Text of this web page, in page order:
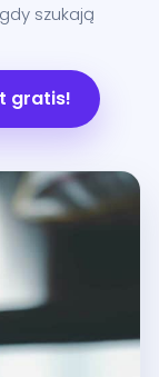
szukają
gratis!